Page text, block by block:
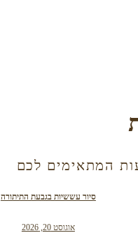
המתאימים לכם
סיור עששיות בגבעת התיתורה
אוגוסט 20, 2026